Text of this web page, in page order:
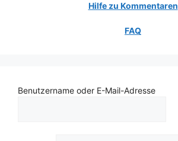
Hilfe zu Kommentaren
FAQ
Benutzername oder E-Mail-Adresse